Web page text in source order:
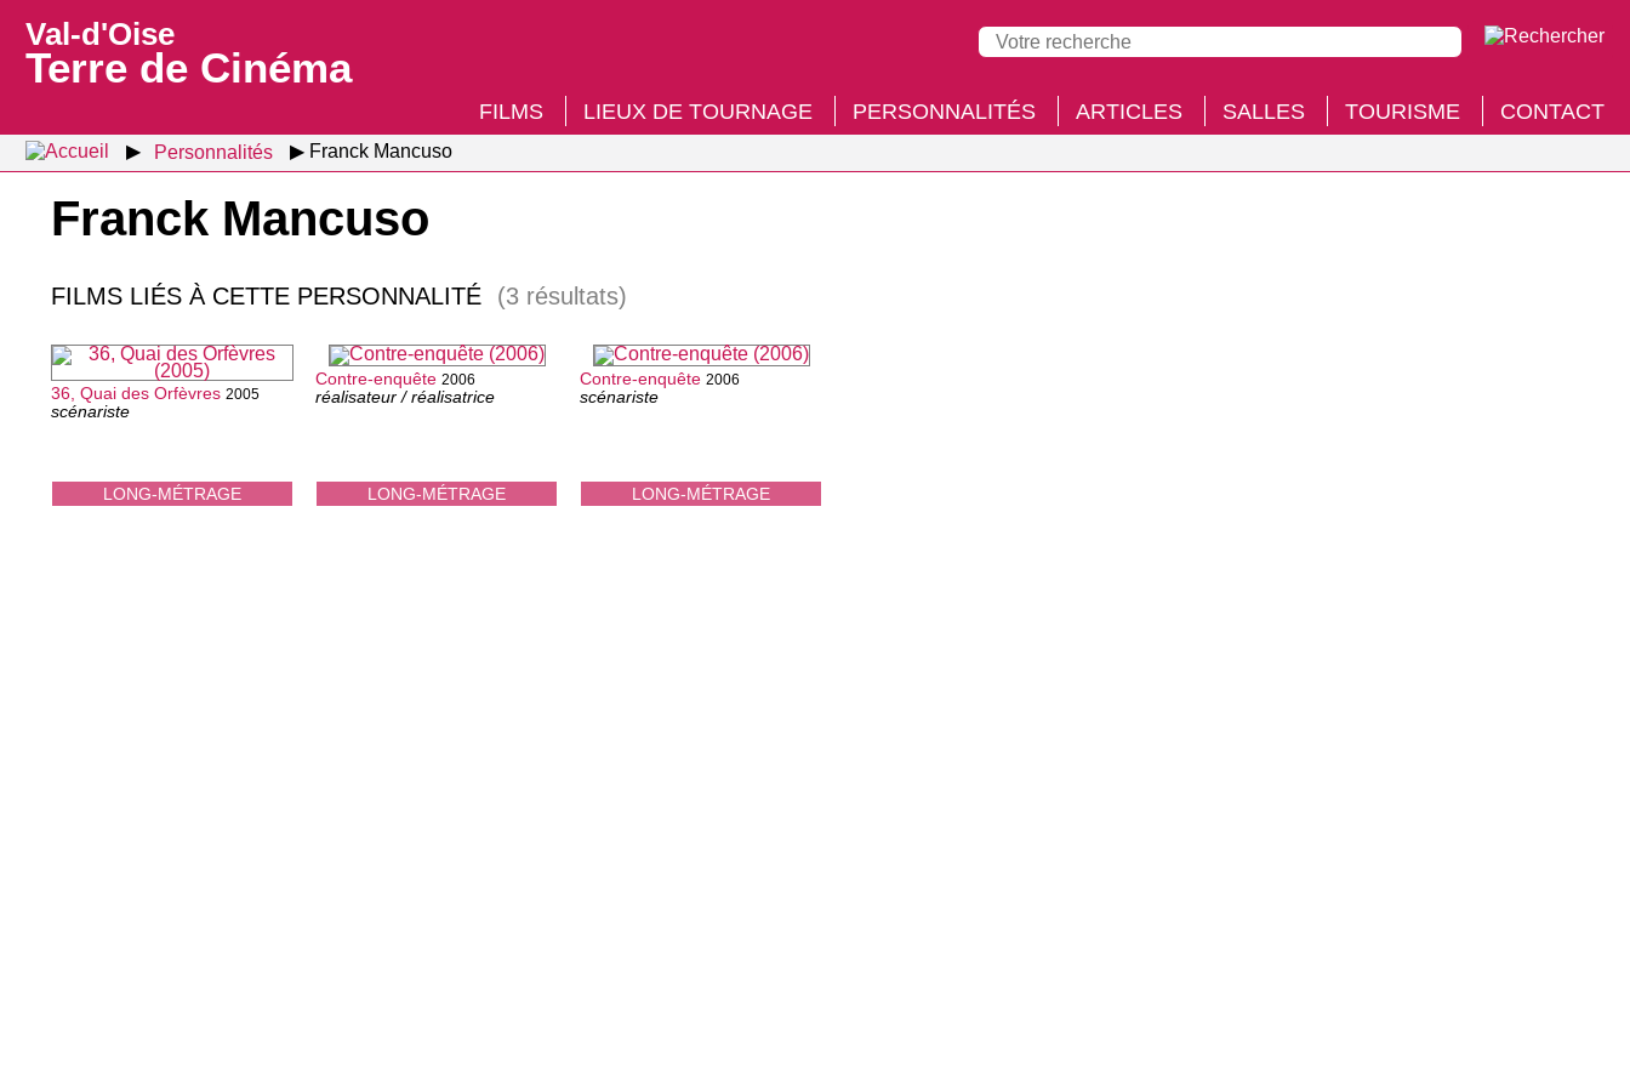
Val-d'Oise
Terre de Cinéma
FILMS LIEUX DE TOURNAGE PERSONNALITÉS ARTICLES SALLES TOURISME CONTACT
Personnalités Franck Mancuso
Franck Mancuso
FILMS LIÉS À CETTE PERSONNALITÉ (3 résultats)
LONG-MÉTRAGE
36, Quai des Orfèvres 2005
scénariste
LONG-MÉTRAGE
Contre-enquête 2006
réalisateur / réalisatrice
LONG-MÉTRAGE
Contre-enquête 2006
scénariste